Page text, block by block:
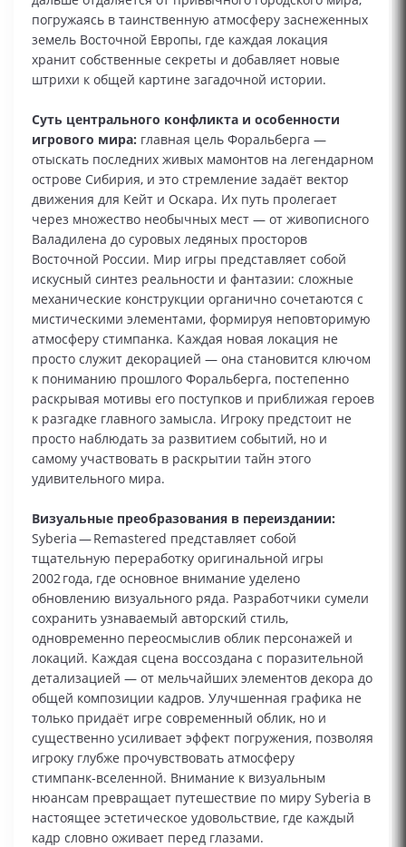
погружаясь в таинственную атмосферу заснеженных
земель Восточной Европы, где каждая локация
хранит собственные секреты и добавляет новые
штрихи к общей картине загадочной истории.
Суть центрального конфликта и особенности
игрового мира: главная цель Форальберга —
отыскать последних живых мамонтов на легендарном
острове Сибирия, и это стремление задаёт вектор
движения для Кейт и Оскара. Их путь пролегает
через множество необычных мест — от живописного
Валадилена до суровых ледяных просторов
Восточной России. Мир игры представляет собой
искусный синтез реальности и фантазии: сложные
механические конструкции органично сочетаются с
мистическими элементами, формируя неповторимую
атмосферу стимпанка. Каждая новая локация не
просто служит декорацией — она становится ключом
к пониманию прошлого Форальберга, постепенно
раскрывая мотивы его поступков и приближая героев
к разгадке главного замысла. Игроку предстоит не
просто наблюдать за развитием событий, но и
самому участвовать в раскрытии тайн этого
удивительного мира.
Визуальные преобразования в переиздании:
Syberia — Remastered представляет собой
тщательную переработку оригинальной игры
2002 года, где основное внимание уделено
обновлению визуального ряда. Разработчики сумели
сохранить узнаваемый авторский стиль,
одновременно переосмыслив облик персонажей и
локаций. Каждая сцена воссоздана с поразительной
детализацией — от мельчайших элементов декора до
общей композиции кадров. Улучшенная графика не
только придаёт игре современный облик, но и
существенно усиливает эффект погружения, позволяя
игроку глубже прочувствовать атмосферу
стимпанк‑вселенной. Внимание к визуальным
нюансам превращает путешествие по миру Syberia в
настоящее эстетическое удовольствие, где каждый
кадр словно оживает перед глазами.